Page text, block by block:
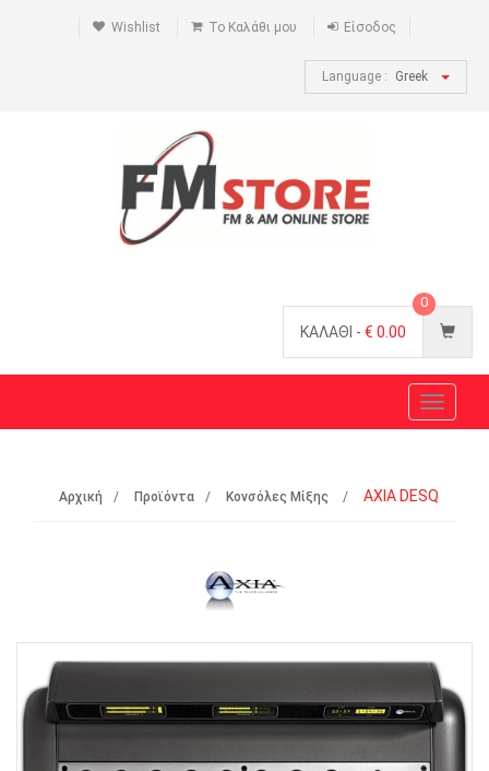
Wishlist Το Καλάθι μου Είσοδος
Language : Greek
ΚΑΛΑΘΙ - € 0.00
0
Toggle
Αρχική Προϊόντα Κονσόλες Μίξης AXIA DESQ